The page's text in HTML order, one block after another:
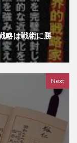
略は戦術に勝
Next